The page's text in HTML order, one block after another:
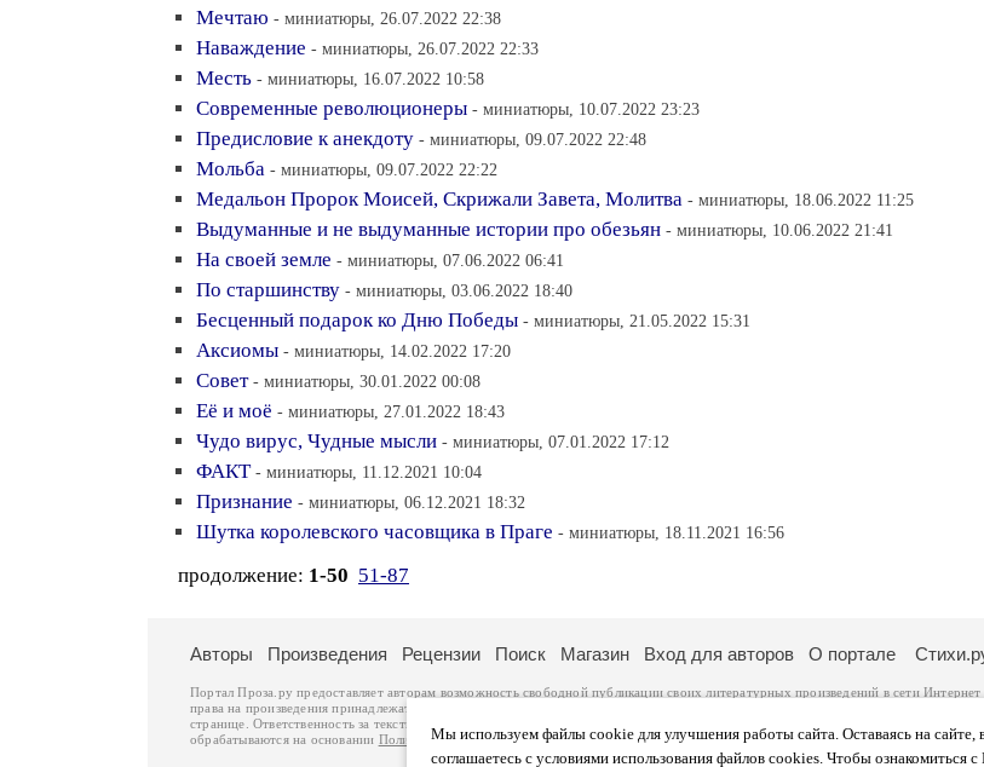
Мечтаю - миниатюры, 26.07.2022 22:38
Наваждение - миниатюры, 26.07.2022 22:33
Месть - миниатюры, 16.07.2022 10:58
Современные революционеры - миниатюры, 10.07.2022 23:23
Предисловие к анекдоту - миниатюры, 09.07.2022 22:48
Мольба - миниатюры, 09.07.2022 22:22
Медальон Пророк Моисей, Скрижали Завета, Молитва - миниатюры, 18.06.2022 11:25
Выдуманные и не выдуманные истории про обезьян - миниатюры, 10.06.2022 21:41
На своей земле - миниатюры, 07.06.2022 06:41
По старшинству - миниатюры, 03.06.2022 18:40
Бесценный подарок ко Дню Победы - миниатюры, 21.05.2022 15:31
Аксиомы - миниатюры, 14.02.2022 17:20
Совет - миниатюры, 30.01.2022 00:08
Её и моё - миниатюры, 27.01.2022 18:43
Чудо вирус, Чудные мысли - миниатюры, 07.01.2022 17:12
ФАКТ - миниатюры, 11.12.2021 10:04
Признание - миниатюры, 06.12.2021 18:32
Шутка королевского часовщика в Праге - миниатюры, 18.11.2021 16:56
продолжение: 1-50 51-87
Мы используем файлы cookie для улучшения работы сайта. Оставаясь на сайте,
соглашаетесь с условиями использования файлов cookies. Чтобы ознакомиться
Авторы Произведения Рецензии Поиск Магазин Вход для авторов О портале
Портал Проза.ру предоставляет авторам возможность свободной публикации своих литературных произведений в сети
права на произведения принадлежат авторам и охраняются
. Перепечатка произведений возможна только с согласия
странице. Ответственность за тексты произведений авторы несут самостоятельно на основании
обрабатываются на основании Политики обработки персональных данных. Вы также можете посмотреть более подробную